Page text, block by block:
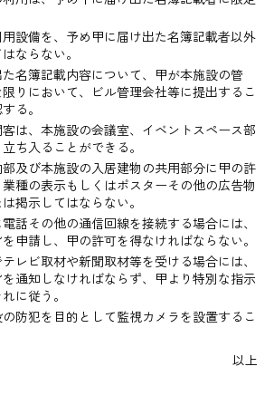
設備を、予め甲に届け出た名簿記載者以外
ならない。
名簿記載内容について、甲が本施設の管
りにおいて、ビル管理会社等に提出するこ
る。
は、本施設の会議室、イベントスペース部
ち入ることができる。
及び本施設の入居建物の共用部分に甲の許
種の表示もしくはポスターその他の広告物
掲示してはならない。
話その他の通信回線を接続する場合には、
申請し、甲の許可を得なければならない。
レビ取材や新聞取材等を受ける場合には、
通知しなければならず、甲より特別な指示
に従う。
防犯を目的として監視カメラを設置するこ
以上